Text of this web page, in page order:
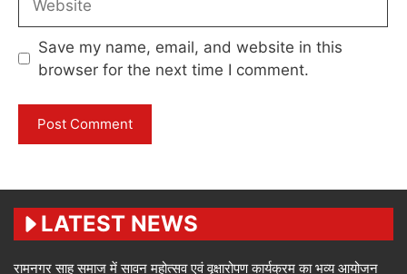
Save my name, email, and website in this
browser for the next time I comment.
LATEST NEWS
रामनगर साहू समाज में सावन महोत्सव एवं वृक्षारोपण कार्यक्रम का भव्य आयोजन